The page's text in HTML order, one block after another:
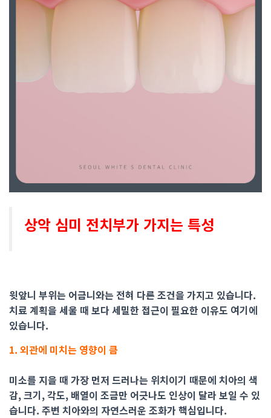
상악 심미 전치부가 가지는 특성
윗앞니 부위는 어금니와는 전혀 다른 조건을 가지고 있습니다.
치료 계획을 세울 때 보다 세밀한 접근이 필요한 이유도 여기에
있습니다.
1. 외관에 미치는 영향이 큼
미소를 지을 때 가장 먼저 드러나는 위치이기 때문에 치아의 색
감, 크기, 각도, 배열이 조금만 어긋나도 인상이 달라 보일 수 있
습니다. 주변 치아와의 자연스러운 조화가 핵심입니다.